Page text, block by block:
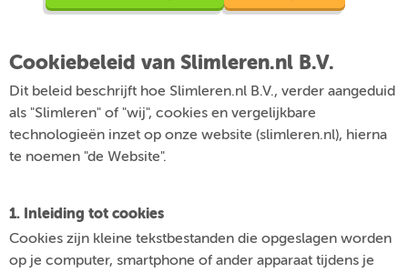
Cookiebeleid van Slimleren.nl B.V.
Dit beleid beschrijft hoe Slimleren.nl B.V., verder aangeduid
als "Slimleren" of "wij", cookies en vergelijkbare
technologieën inzet op onze website (slimleren.nl), hierna
te noemen "de Website".
1. Inleiding tot cookies
Cookies zijn kleine tekstbestanden die opgeslagen worden
op je computer, smartphone of ander apparaat tijdens je